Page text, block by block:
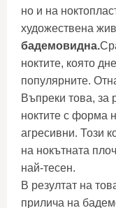
но и на
художествена
бадемовидна.
ноктите, която
популярните.
Въпреки това, за
ноктите с форма
агресивни. Този
на нокътната
най-тесен.
В резултат на
прилича на